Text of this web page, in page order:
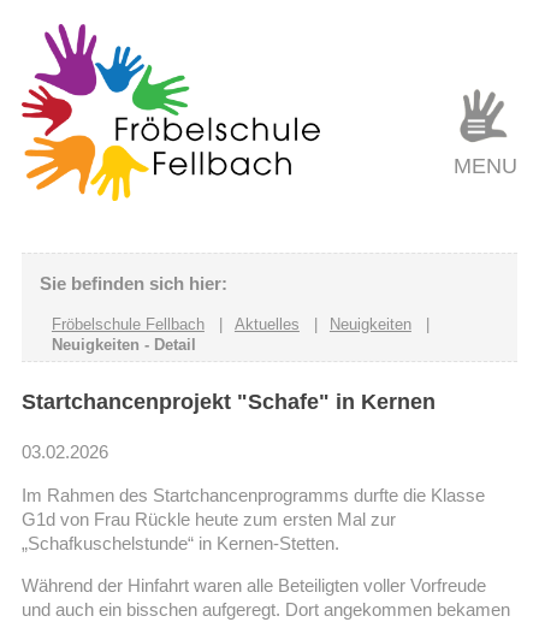
MENU
Sie befinden sich hier:
Fröbelschule Fellbach| Aktuelles Neuigkeiten|
Neuigkeiten - Detail
Startchancenprojekt "Schafe" in Kernen
03.02.2026
Im Rahmen des Startchancenprogramms durfte die Klasse
G1d von Frau Rückle heute zum ersten Mal zur
„Schafkuschelstunde“ in Kernen-Stetten.
Während der Hinfahrt waren alle Beteiligten voller Vorfreude
und auch ein bisschen aufgeregt. Dort angekommen bekamen